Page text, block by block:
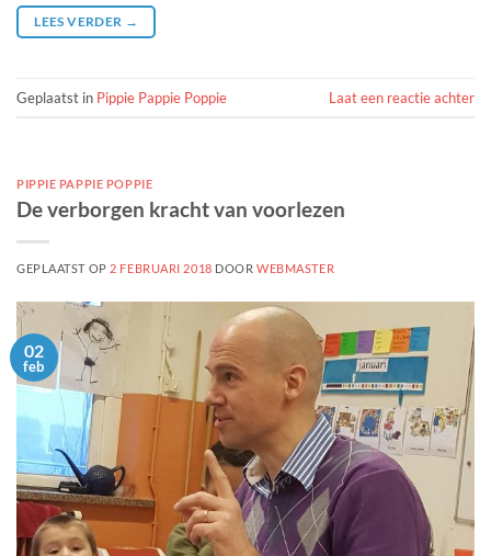
LEES VERDER →
Geplaatst in Pippie Pappie Poppie Laat een reactie achter
PIPPIE PAPPIE POPPIE
De verborgen kracht van voorlezen
GEPLAATST OP 2 FEBRUARI 2018 DOORWEBMASTER
02
feb